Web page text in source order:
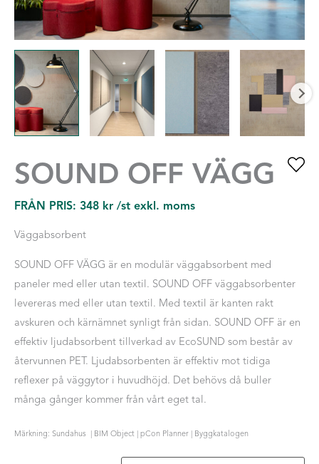
SOUND OFF VÄGG
FRÅN PRIS: 348 kr /st exkl. moms
Väggabsorbent
SOUND OFF VÄGG är en modulär väggabsorbent med
paneler med eller utan textil. SOUND OFF väggabsorbenter
levereras med eller utan textil. Med textil är kanten rakt
avskuren och kärnämnet synligt från sidan. SOUND OFF är en
effektiv ljudabsorbent tillverkad av EcoSUND som består av
återvunnen PET. Ljudabsorbenten är effektiv mot tidiga
reflexer på väggytor i huvudhöjd. Det behövs då buller
många gånger kommer från vårt eget tal.
Märkning: Sundahus | BIM Object | pCon Planner | Byggkatalogen